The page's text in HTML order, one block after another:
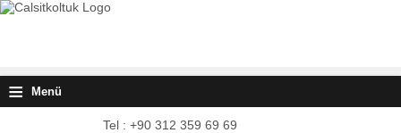
≡ Menü
Tel : +90 312 359 69 69